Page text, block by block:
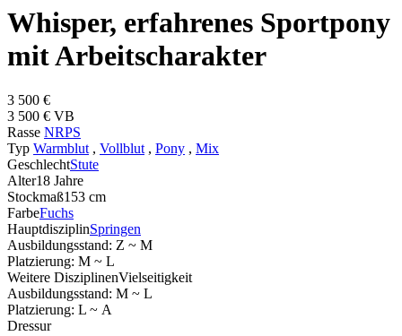
Whisper, erfahrenes Sportpony
mit Arbeitscharakter
3 500 €
3 500 € VB
Rasse NRPS
Typ Warmblut , Vollblut , Pony , Mix
GeschlechtStute
Alter18 Jahre
Stockmaß153 cm
FarbeFuchs
HauptdisziplinSpringen
Ausbildungsstand: Z ~ M
Platzierung: M ~ L
Weitere DisziplinenVielseitigkeit
Ausbildungsstand: M ~ L
Platzierung: L ~ A
Dressur